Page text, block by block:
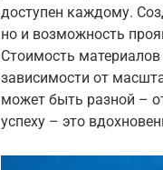
доступен каждому.
но и возможность
Стоимость
зависимости от
может быть разной –
успеху – это